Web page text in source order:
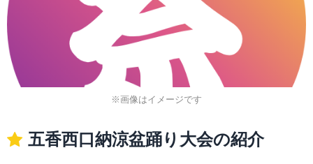
※画像はイメージです
五香西口納涼盆踊り大会の紹介